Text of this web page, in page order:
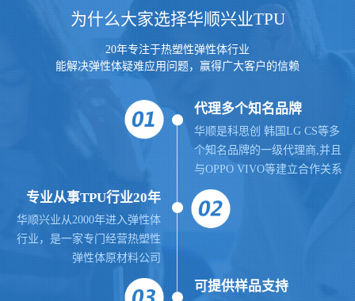
为什么大家选择华顺兴业TPU
20年专注于热塑性弹性体行业
能解决弹性体疑难应用问题，赢得广大客户的信赖
代理多个知名品牌
华顺是科思创 韩国LG CS等多
个知名品牌的一级代理商,并且
与OPPO VIVO等建立合作关系
专业从事TPU行业20年
华顺兴业从2000年进入弹性体
行业，是一家专门经营热塑性
弹性体原材料公司
可提供样品支持